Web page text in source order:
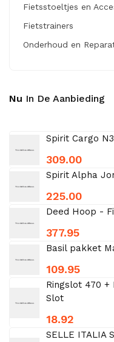
Fietsstoeltjes en
Fietstrainers
Onderhoud en
Nu In De Aanbieding
Spirit Cargo
309.00
Spirit Alpha
225.00
Deed Hoop -
377.95
Basil pakket
109.95
Ringslot 470
Slot
18.92
SELLE ITALIA